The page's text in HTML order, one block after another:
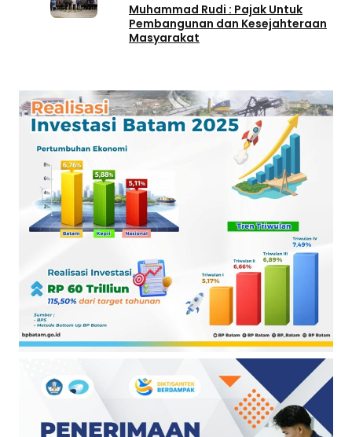
Muhammad Rudi : Pajak Untuk
Pembangunan dan Kesejahteraan
Masyarakat